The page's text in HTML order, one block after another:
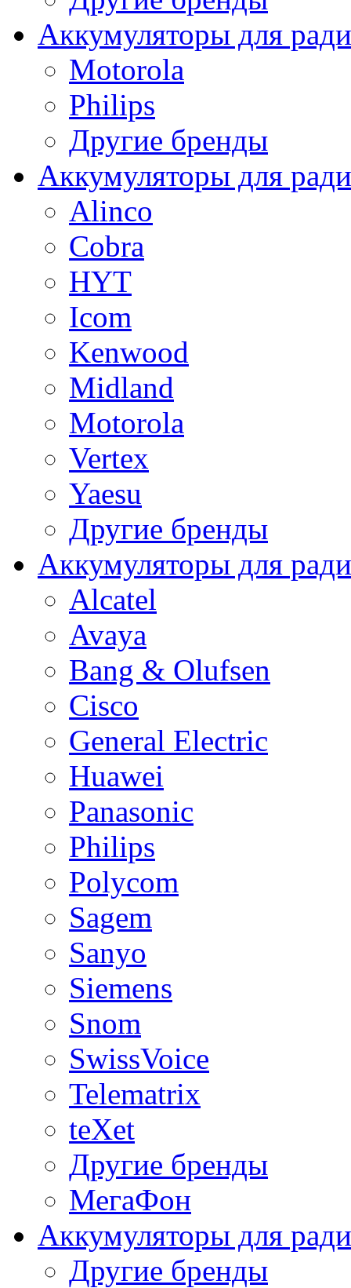
Аккумуляторы для
Motorola
Philips
Другие бренды
Аккумуляторы для
Alinco
Cobra
HYT
Icom
Kenwood
Midland
Motorola
Vertex
Yaesu
Другие бренды
Аккумуляторы для
Alcatel
Avaya
Bang & Olufsen
Cisco
General Electric
Huawei
Panasonic
Philips
Polycom
Sagem
Sanyo
Siemens
Snom
SwissVoice
Telematrix
teXet
Другие бренды
МегаФон
Аккумуляторы для
Другие бренды